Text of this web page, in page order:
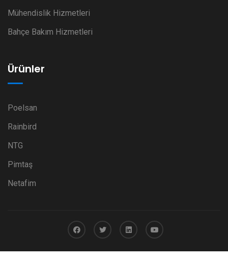
Mühendislik Hizmetleri
Bahçe Bakım Hizmetleri
Ürünler
Poelsan
Rainbird
NTG
Pimtaş
Netafim